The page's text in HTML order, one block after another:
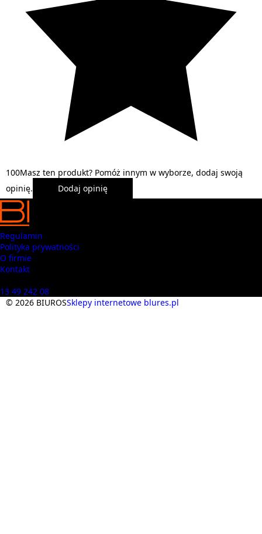
100Masz ten produkt? Pomóż innym w wyborze, dodaj swoją
opinię.
Dodaj opinię
Regulamin
Polityka prywatności
O firmie
Kontakt
13 49 242 08
© 2026 BIUROSSklepy internetowe blures.pl